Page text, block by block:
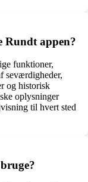
Rundt appen?
funktioner,
seværdigheder,
og historisk
oplysninger
til hvert sted